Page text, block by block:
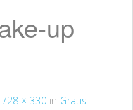
up
728 × 330 in Gratis